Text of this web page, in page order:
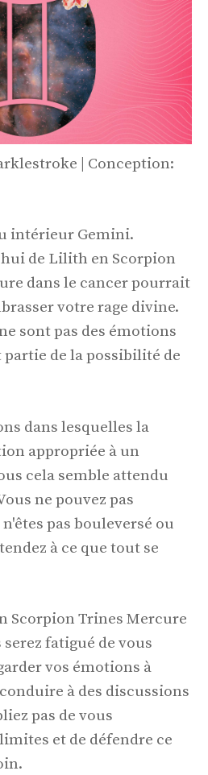
| Conception:
intérieur Gemini.
de Lilith en Scorpion
dans le cancer pourrait
votre rage divine.
sont pas des émotions
de la possibilité de
dans lesquelles la
appropriée à un
cela semble attendu
ne pouvez pas
pas bouleversé ou
à ce que tout se
Scorpion Trines Mercure
fatigué de vous
vos émotions à
à des discussions
pas de vous
et de défendre ce